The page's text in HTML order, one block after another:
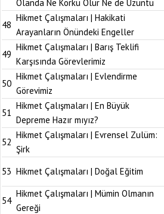
Olanda Ne Korku Olur Ne de Üzüntü
48
Hikmet Çalışmaları | Hakikati
Arayanların Önündeki Engeller
49
Hikmet Çalışmaları | Barış Teklifi
Karşısında Görevlerimiz
50
Hikmet Çalışmaları | Evlendirme
Görevimiz
51
Hikmet Çalışmaları | En Büyük
Depreme Hazır mıyız?
52
Hikmet Çalışmaları | Evrensel Zulüm:
Şirk
53 Hikmet Çalışmaları | Doğal Eğitim
54
Hikmet Çalışmaları | Mümin Olmanın
Gereği